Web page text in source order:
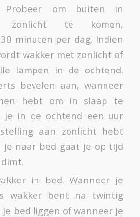
Probeer om buiten in
zonlicht te komen,
minuten per dag. Indien
wakker met zonlicht of
lampen in de ochtend.
bevelen aan, wanneer
hebt om in slaap te
je in de ochtend een uur
aan zonlicht hebt
je naar bed gaat je op tijd
in bed. Wanneer je
wakker bent na twintig
bed liggen of wanneer je